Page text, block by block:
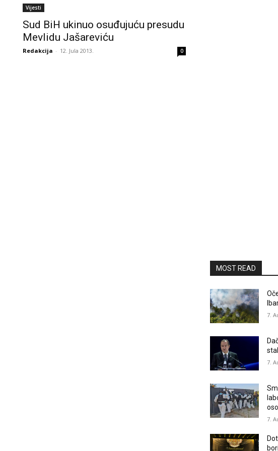
Vijesti
Sud BiH ukinuo osuđujuću presudu
Mevlidu Jašareviću
Redakcija - 12. Jula 2013. 0
MOST READ
7.
7.
7.